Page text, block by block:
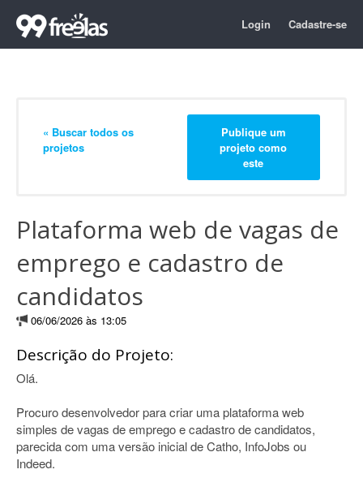
Login Cadastre-se
« Buscar todos os
projetos
Publique um
projeto como
este
Plataforma web de vagas de
emprego e cadastro de
candidatos
06/06/2026 às 13:05
Descrição do Projeto:
Olá.
Procuro desenvolvedor para criar uma plataforma web
simples de vagas de emprego e cadastro de candidatos,
parecida com uma versão inicial de Catho, InfoJobs ou
Indeed.